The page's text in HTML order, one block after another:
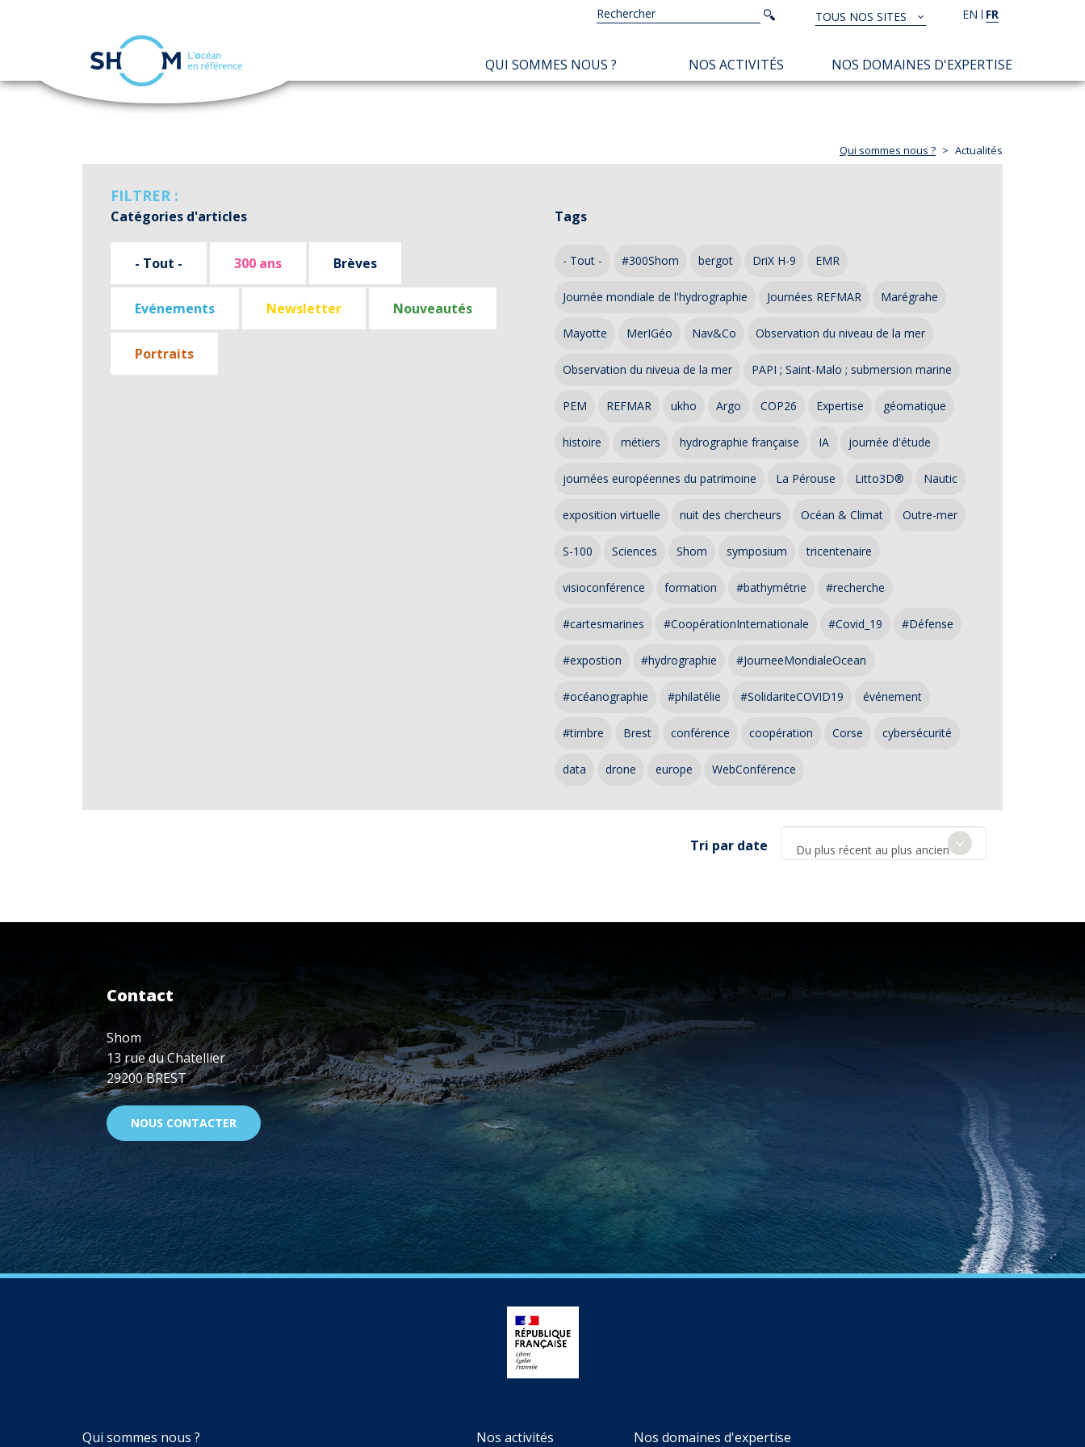
Aller
EN FR
TOUS
NOS
SITES
TOUS NOS SITES
Rechercher
Rechercher
NAVIGATION
PRINCIPALE
QUI SOMMES NOUS ? NOS ACTIVITÉS NOS DOMAINES D'EXPERTISE
Qui sommes nous ? Actualités
FILTRER :
Catégories d'articles
- Tout - 300 ans Brèves
Evénements Newsletter Nouveautés
Portraits
Tags
- Tout - #300Shom bergot DriX H-9 EMR
Journée mondiale de l'hydrographie Journées REFMAR Marégrahe
Mayotte MerIGéo Nav&Co Observation du niveau de la mer
Observation du niveua de la mer PAPI ; Saint-Malo ; submersion marine
PEM REFMAR ukho Argo COP26 Expertise géomatique
histoire métiers hydrographie française IA journée d'étude
journées européennes du patrimoine La Pérouse Litto3D® Nautic
exposition virtuelle nuit des chercheurs Océan & Climat Outre-mer
S-100 Sciences Shom symposium tricentenaire
visioconférence formation #bathymétrie #recherche
#cartesmarines #CoopérationInternationale #Covid_19 #Défense
#expostion #hydrographie #JourneeMondialeOcean
#océanographie #philatélie #SolidariteCOVID19 événement
#timbre Brest conférence coopération Corse cybersécurité
data drone europe WebConférence
Tri par date Du plus récent au plus ancien
Contact
Shom
13 rue du Chatellier
29200 BREST
NOUS CONTACTER
NAVIGATION
Qui sommes nous ? Nos activités Nos domaines d'expertise